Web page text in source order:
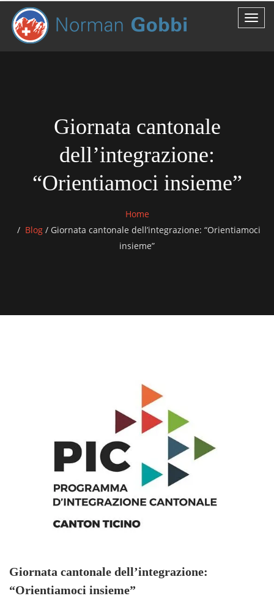
Giornata cantonale
dell’integrazione:
“Orientiamoci insieme”
Home
Blog /Giornata cantonale dell’integrazione: “Orientiamoci
insieme”
Giornata cantonale dell’integrazione:
“Orientiamoci insieme”